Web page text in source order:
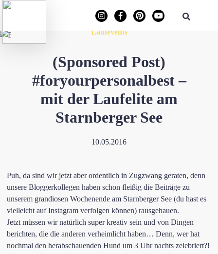
Laufevents
(Sponsored Post)
#foryourpersonalbest –
mit der Laufelite am
Starnberger See
10.05.2016
Puh, da sind wir jetzt aber ordentlich in Zugzwang geraten, denn
unsere Bloggerkollegen haben schon fleißig die Beiträge zu
unserem grandiosen Wochenende am Starnberger See (du hast es
vielleicht auf Instagram verfolgen können) rausgehauen.
Jetzt müssen wir natürlich super kreativ sein und von Dingen
berichten, die die anderen verheimlicht haben… Denn, wer hat
nochmal den herabschauenden Hund um 3 Uhr nachts zelebriert?!